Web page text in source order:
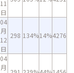
11
日
04
月
12
日
298 134%14%4276
04
月